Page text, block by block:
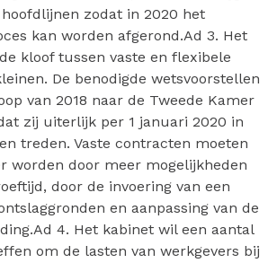
zodat in 2020 het
kan worden afgerond.Ad 3. Het
kloof tussen vaste en flexibele
De benodigde wetsvoorstellen
van 2018 naar de Tweede Kamer
zij uiterlijk per 1 januari 2020 in
treden. Vaste contracten moeten
worden door meer mogelijkheden
door de invoering van een
en aanpassing van de
4. Het kabinet wil een aantal
om de lasten van werkgevers bij